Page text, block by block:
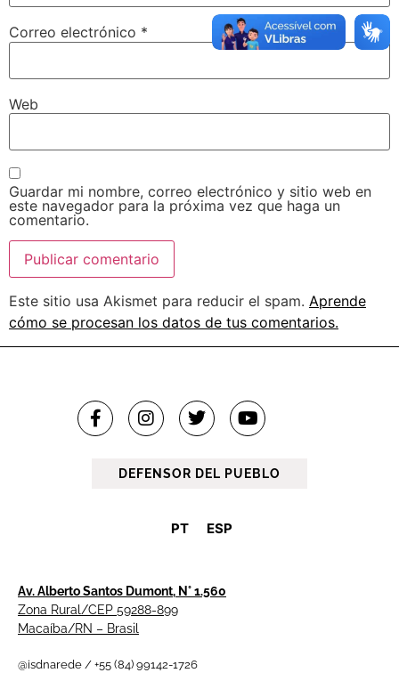
Correo electrónico *
Web
Guardar mi nombre, correo electrónico y sitio web en
este navegador para la próxima vez que haga un
comentario.
Este sitio usa Akismet para reducir el spam. Aprende
cómo se procesan los datos de tus comentarios.
DEFENSOR DEL PUEBLO
PT ESP
Av. Alberto Santos Dumont, N° 1.560
Zona Rural/CEP 59288-899
Macaíba/RN – Brasil
@isdnarede / +55 (84) 99142-1726